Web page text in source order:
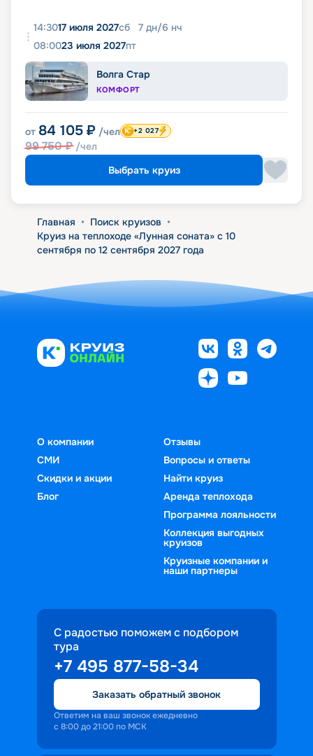
14:3017 июля 2027сб 7 дн/6 нч
08:0023 июля 2027пт
Волга Стар
КОМФОРТ
от 84 105 ₽ /чел
99 750₽ /чел
+2 027
Выбрать круиз
Главная • Поиск круизов •
Круиз на теплоходе «Лунная соната» с 10
сентября по 12 сентября 2027 года
О компании
СМИ
Скидки и акции
Блог
Отзывы
Вопросы и ответы
Найти круиз
Аренда теплохода
Программа лояльности
Коллекция выгодных
круизов
Круизные компании и
наши партнеры
С радостью поможем с подбором
тура
+7 495 877-58-34
Заказать обратный звонок
Ответим на ваш звонок ежедневно
с 8:00 до 21:00 по МСК